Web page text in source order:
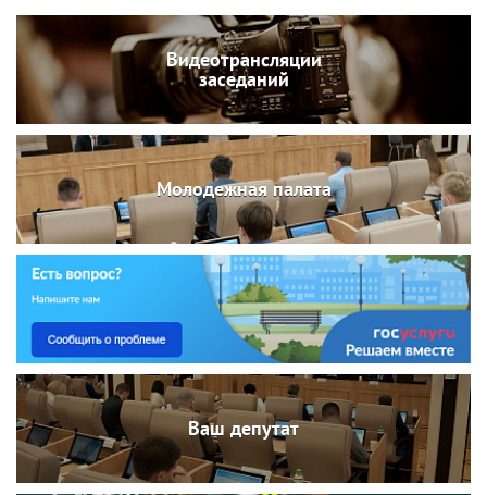
Видеотрансляции
заседаний
Молодежная палата
Ваш депутат